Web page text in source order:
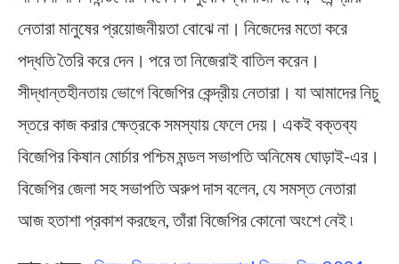
নেতারা মানুষের প্রয়োজনীয়তা বোঝে না। নিজেদের মতো করে
পদ্ধতি তৈরি করে দেন। পরে তা নিজেরাই বাতিল করেন।
সীদ্ধান্তহীনতায় ভোগে বিজেপির কেন্দ্রীয় নেতারা। যা আমাদের নিচু
স্তরে কাজ করার ক্ষেত্রকে সমস্যায় ফেলে দেয়। একই বক্তব্য
বিজেপির কিষান মোর্চার পশ্চিম মন্ডল সভাপতি অনিমেষ ঘোড়াই-এর।
বিজেপির জেলা সহ সভাপতি অরুপ দাস বলেন, যে সমস্ত নেতারা
আজ হতাশা প্রকাশ করছেন, তাঁরা বিজেপির কোনো অংশে নেই ৷